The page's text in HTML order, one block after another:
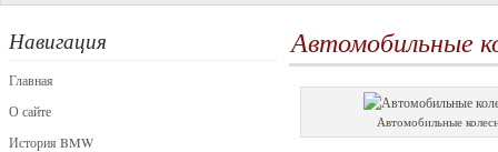
Навигация
Главная
О сайте
История BMW
Автомобильные
Автомобильные